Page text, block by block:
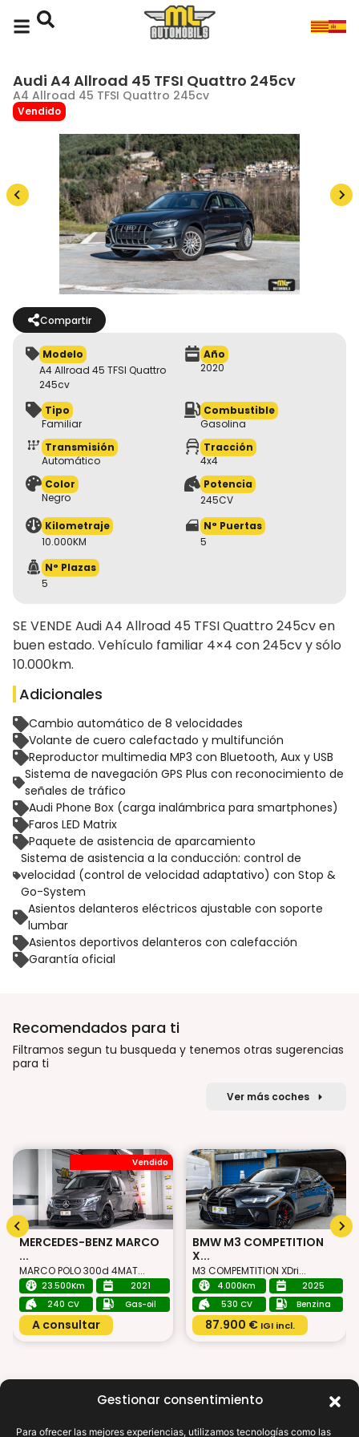
Gestionar consentimiento
Para ofrecer las mejores experiencias, utilizamos tecnologías como las
Audi A4 Allroad 45 TFSI Quattro 245cv
A4 Allroad 45 TFSI Quattro 245cv
Vendido
Compartir
Modelo
A4 Allroad 45 TFSI Quattro
245cv
Año
2020
Tipo
Familiar
Combustible
Gasolina
Transmisión
Automático
Tracción
4x4
Color
Negro
Potencia
245CV
Kilometraje
10.000KM
N° Puertas
5
N° Plazas
5
SE VENDE Audi A4 Allroad 45 TFSI Quattro 245cv en
buen estado. Vehículo familiar 4×4 con 245cv y sólo
10.000km.
Adicionales
Cambio automático de 8 velocidades
Volante de cuero calefactado y multifunción
Reproductor multimedia MP3 con Bluetooth, Aux y USB
Sistema de navegación GPS Plus con reconocimiento de
señales de tráfico
Audi Phone Box (carga inalámbrica para smartphones)
Faros LED Matrix
Paquete de asistencia de aparcamiento
Sistema de asistencia a la conducción: control de
velocidad (control de velocidad adaptativo) con Stop &
Go-System
Asientos delanteros eléctricos ajustable con soporte
lumbar
Asientos deportivos delanteros con calefacción
Garantía oficial
Recomendados para ti
Filtramos segun tu busqueda y tenemos otras sugerencias
para ti
Ver más coches
Vendido
MERCEDES-BENZ MARCO
...
MARCO POLO 300d 4MAT...
23.500Km
2021
240 CV
Gas-oil
A consultar
BMW M3 COMPETITION
X...
M3 COMPEMTITION XDri...
4.000Km
2025
530 CV
Benzina
87.900 € IGI incl.